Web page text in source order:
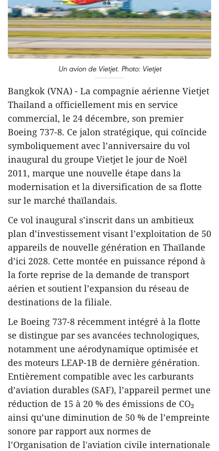
Un avion de Vietjet. Photo: Vietjet
Bangkok (VNA) - La compagnie aérienne Vietjet
Thailand a officiellement mis en service
commercial, le 24 décembre, son premier
Boeing 737-8. Ce jalon stratégique, qui coïncide
symboliquement avec l’anniversaire du vol
inaugural du groupe Vietjet le jour de Noël
2011, marque une nouvelle étape dans la
modernisation et la diversification de sa flotte
sur le marché thaïlandais.
Ce vol inaugural s’inscrit dans un ambitieux
plan d’investissement visant l’exploitation de 50
appareils de nouvelle génération en Thaïlande
d’ici 2028. Cette montée en puissance répond à
la forte reprise de la demande de transport
aérien et soutient l’expansion du réseau de
destinations de la filiale.
Le Boeing 737-8 récemment intégré à la flotte
se distingue par ses avancées technologiques,
notamment une aérodynamique optimisée et
des moteurs LEAP-1B de dernière génération.
Entièrement compatible avec les carburants
d’aviation durables (SAF), l’appareil permet une
réduction de 15 à 20 % des émissions de CO₂
ainsi qu’une diminution de 50 % de l’empreinte
sonore par rapport aux normes de
l’Organisation de l'aviation civile internationale